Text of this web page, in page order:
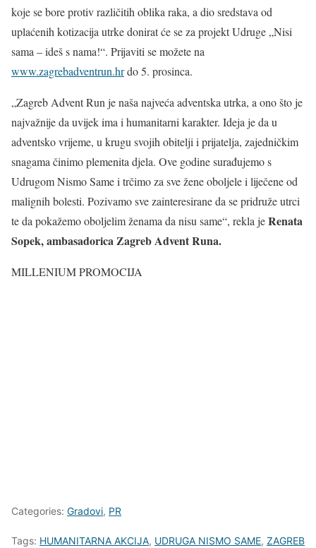
koje se bore protiv različitih oblika raka, a dio sredstava od
uplaćenih kotizacija utrke donirat će se za projekt Udruge „Nisi
sama – ideš s nama!“. Prijaviti se možete na
www.zagrebadventrun.hrdo 5. prosinca.
„Zagreb Advent Run je naša najveća adventska utrka, a ono što je
najvažnije da uvijek ima i humanitarni karakter. Ideja je da u
adventsko vrijeme, u krugu svojih obitelji i prijatelja, zajedničkim
snagama činimo plemenita djela. Ove godine surađujemo s
Udrugom Nismo Same i trčimo za sve žene oboljele i liječene od
malignih bolesti. Pozivamo sve zainteresirane da se pridruže utrci
te da pokažemo oboljelim ženama da nisu same“, rekla jeRenata
Sopek, ambasadorica Zagreb Advent Runa.
MILLENIUM PROMOCIJA
Categories: Gradovi, PR
Tags: HUMANITARNA AKCIJA, UDRUGA NISMO SAME, ZAGREB